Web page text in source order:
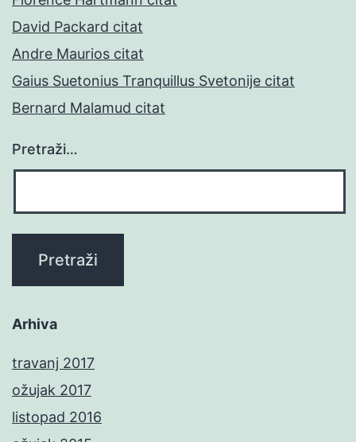
David Packard citat
Andre Maurios citat
Gaius Suetonius Tranquillus Svetonije citat
Bernard Malamud citat
Pretraži…
Arhiva
travanj 2017
ožujak 2017
listopad 2016